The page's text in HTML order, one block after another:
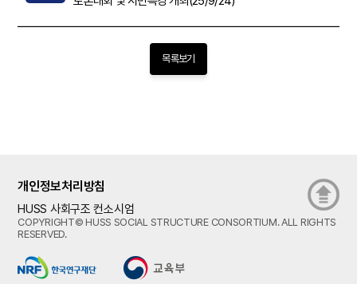
목록보기
개인정보처리방침
HUSS 사회구조 컨소시엄
COPYRIGHT© HUSS SOCIAL STRUCTURE CONSORTIUM. ALL RIGHTS
RESERVED.